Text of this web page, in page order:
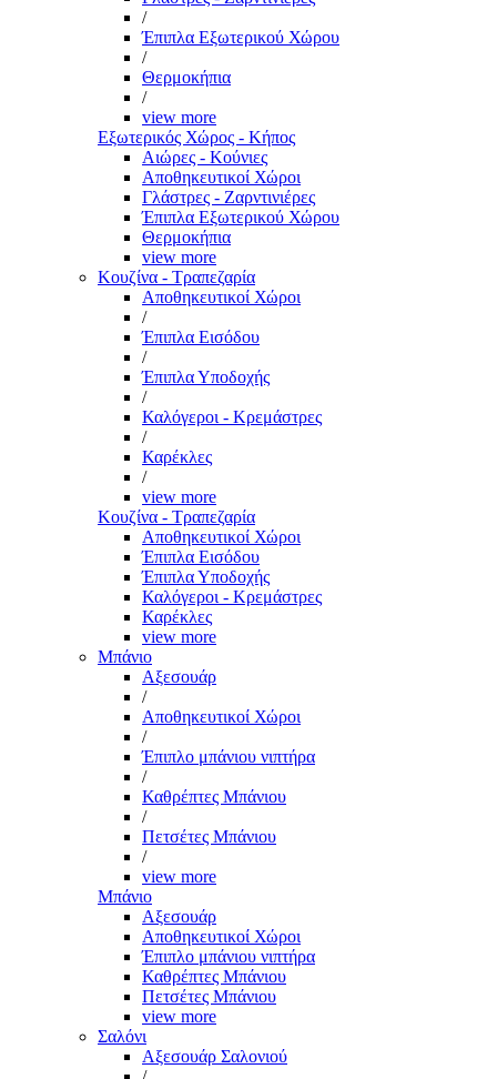
/
Έπιπλα Εξωτερικού Χώρου
/
Θερμοκήπια
/
view more
Εξωτερικός Χώρος - Κήπος
Αιώρες - Κούνιες
Αποθηκευτικοί Χώροι
Γλάστρες - Ζαρντινιέρες
Έπιπλα Εξωτερικού Χώρου
Θερμοκήπια
view more
Κουζίνα - Τραπεζαρία
Αποθηκευτικοί Χώροι
/
Έπιπλα Εισόδου
/
Έπιπλα Υποδοχής
/
Καλόγεροι - Κρεμάστρες
/
Καρέκλες
/
view more
Κουζίνα - Τραπεζαρία
Αποθηκευτικοί Χώροι
Έπιπλα Εισόδου
Έπιπλα Υποδοχής
Καλόγεροι - Κρεμάστρες
Καρέκλες
view more
Μπάνιο
Αξεσουάρ
/
Αποθηκευτικοί Χώροι
/
Έπιπλο μπάνιου νιπτήρα
/
Καθρέπτες Μπάνιου
/
Πετσέτες Μπάνιου
/
view more
Μπάνιο
Αξεσουάρ
Αποθηκευτικοί Χώροι
Έπιπλο μπάνιου νιπτήρα
Καθρέπτες Μπάνιου
Πετσέτες Μπάνιου
view more
Σαλόνι
Αξεσουάρ Σαλονιού